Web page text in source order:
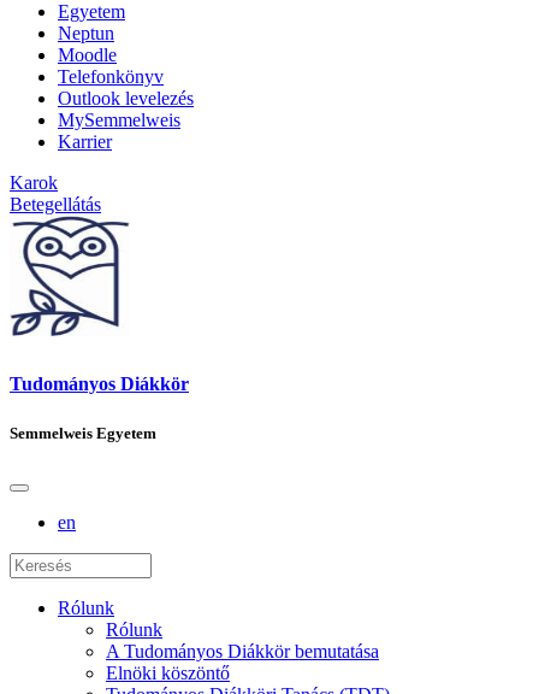
Egyetem
Neptun
Moodle
Telefonkönyv
Outlook levelezés
MySemmelweis
Karrier
Karok
Betegellátás
Tudományos Diákkör
Semmelweis Egyetem
en
Rólunk
Rólunk
A Tudományos Diákkör bemutatása
Elnöki köszöntő